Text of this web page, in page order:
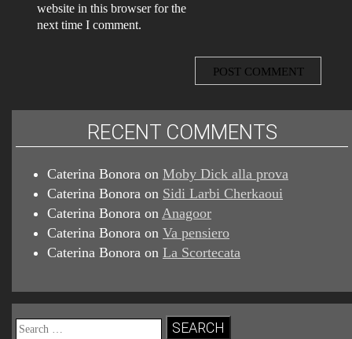
website in this browser for the
next time I comment.
RECENT COMMENTS
Caterina Bonora on Moby Dick alla prova
Caterina Bonora on Sidi Larbi Cherkaoui
Caterina Bonora on Anagoor
Caterina Bonora on Va pensiero
Caterina Bonora on La Scortecata
Search